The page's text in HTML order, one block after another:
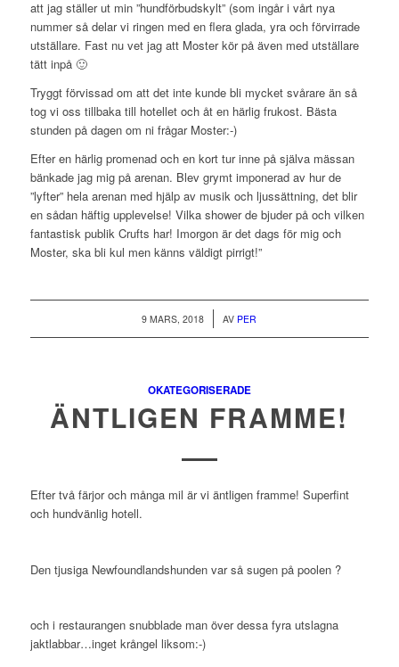
att jag ställer ut min ”hundförbudskylt” (som ingår i vårt nya
nummer så delar vi ringen med en flera glada, yra och förvirrade
utställare. Fast nu vet jag att Moster kör på även med utställare
tätt inpå 🙂
Tryggt förvissad om att det inte kunde bli mycket svårare än så
tog vi oss tillbaka till hotellet och åt en härlig frukost. Bästa
stunden på dagen om ni frågar Moster:-)
Efter en härlig promenad och en kort tur inne på själva mässan
bänkade jag mig på arenan. Blev grymt imponerad av hur de
”lyfter” hela arenan med hjälp av musik och ljussättning, det blir
en sådan häftig upplevelse! Vilka shower de bjuder på och vilken
fantastisk publik Crufts har! Imorgon är det dags för mig och
Moster, ska bli kul men känns väldigt pirrigt!”
9 MARS, 2018
/ AV PER
OKATEGORISERADE
ÄNTLIGEN FRAMME!
Efter två färjor och många mil är vi äntligen framme! Superfint
och hundvänlig hotell.
Den tjusiga Newfoundlandshunden var så sugen på poolen ?
och i restaurangen snubblade man över dessa fyra utslagna
jaktlabbar…inget krångel liksom:-)